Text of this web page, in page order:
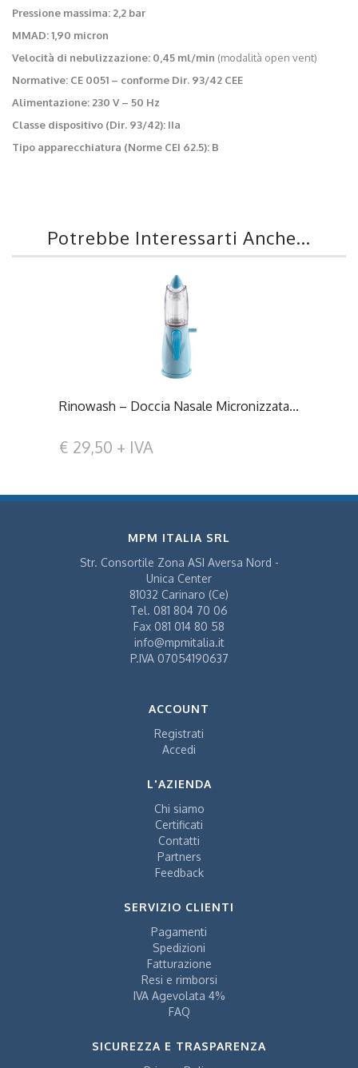
Pressione massima: 2,2 bar
MMAD:1,90 micron
Velocità di nebulizzazione: 0,45 ml/min (modalità open vent)
Normative: CE 0051 – conforme Dir. 93/42 CEE
Alimentazione: 230 V – 50 Hz
Classe dispositivo (Dir. 93/42): IIa
Tipo apparecchiatura (Norme CEI 62.5): B
Potrebbe Interessarti Anche...
Rinowash – Doccia Nasale Micronizzata...
€ 29,50 + IVA
MPM ITALIA SRL
Str. Consortile Zona ASI Aversa Nord -
Unica Center
81032 Carinaro (Ce)
Tel. 081 804 70 06
Fax 081 014 80 58
info@mpmitalia.it
P.IVA 07054190637
ACCOUNT
Registrati
Accedi
L'AZIENDA
Chi siamo
Certificati
Contatti
Partners
Feedback
SERVIZIO CLIENTI
Pagamenti
Spedizioni
Fatturazione
Resi e rimborsi
IVA Agevolata 4%
FAQ
SICUREZZA E TRASPARENZA